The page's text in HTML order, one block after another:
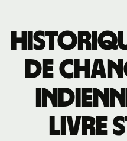
de
livre